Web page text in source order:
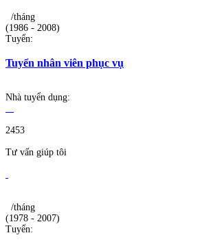
/tháng
(1986 - 2008)
Tuyển:
Tuyển nhân viên phục vụ
Nhà tuyển dụng:
2453
Tư vấn giúp tôi
/tháng
(1978 - 2007)
Tuyển: